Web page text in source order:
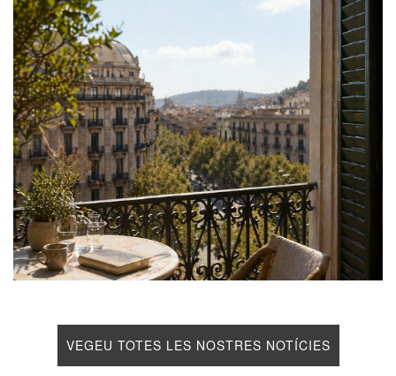
VEGEU TOTES LES NOSTRES NOTÍCIES